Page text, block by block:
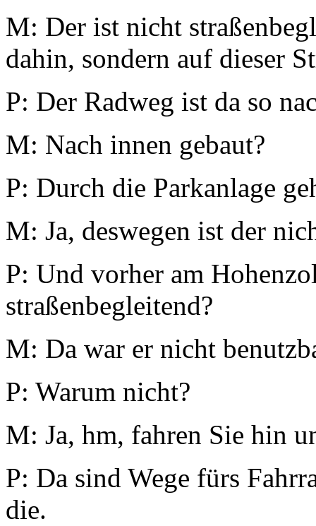
M: Der ist nicht
dahin, sondern auf dieser
P: Der Radweg ist da so
M: Nach innen gebaut?
P: Durch die Parkanlage
M: Ja, deswegen ist der
P: Und vorher am
straßenbegleitend?
M: Da war er nicht
P: Warum nicht?
M: Ja, hm, fahren Sie hin
P: Da sind Wege fürs
die.